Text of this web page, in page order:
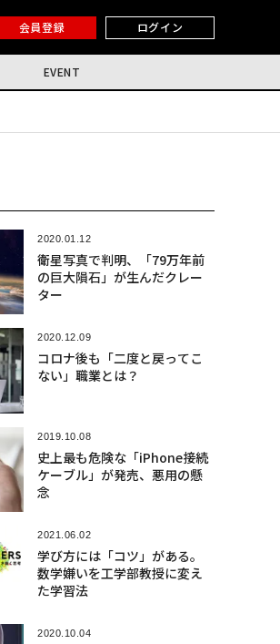
会員登録 ログイン
EVENT
2020.01.12
衛星写真で判明、「79万年前
の巨大隕石」が生んだクレー
ター
2020.12.09
コロナ後も「二度と戻ってこ
ない」職業とは？
2019.10.08
史上最も危険な「iPhone接続
ケーブル」が発売、悪用の懸
念
2021.06.02
学び方には「コツ」がある。
数学嫌いを工学部教授に変え
た学習法
2020.10.04